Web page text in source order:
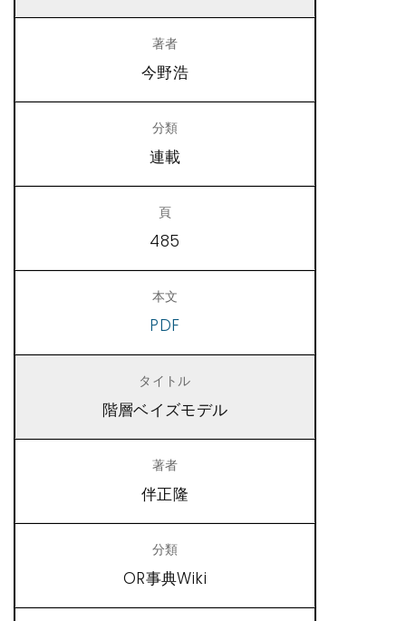
今野浩
連載
485
PDF
階層ベイズモデル
伴正隆
OR事典Wiki